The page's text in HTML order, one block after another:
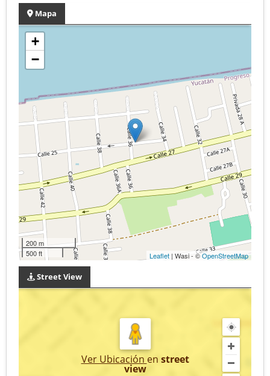
Mapa
+
−
200 m
500 ft
Leaflet | Wasi - ©OpenStreetMap
Street View
Ver Ubicación en street
view